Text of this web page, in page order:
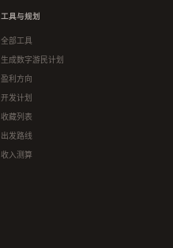
工具与规划
全部工具
生成数字游民计划
盈利方向
开发计划
收藏列表
出发路线
收入测算